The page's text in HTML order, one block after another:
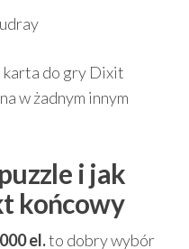
karta do gry Dixit
w żadnym innym
i jak
końcowy
el.to dobry wybór